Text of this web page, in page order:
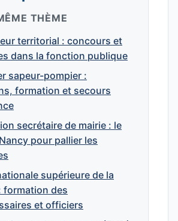
THÈME
territorial : concours et
dans la fonction publique
sapeur-pompier :
formation et secours
secrétaire de mairie : le
pour pallier les
supérieure de la
formation des
et officiers